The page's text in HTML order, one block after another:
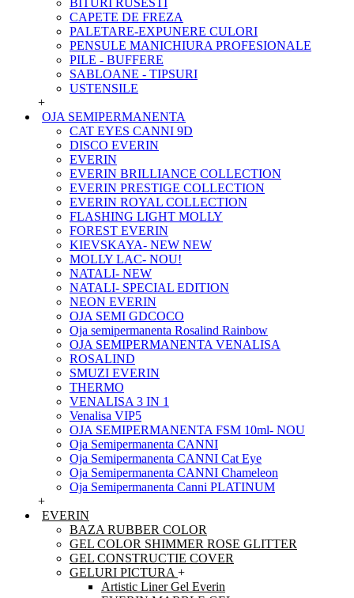
BITURI RUSESTI
CAPETE DE FREZA
PALETARE-EXPUNERE CULORI
PENSULE MANICHIURA PROFESIONALE
PILE - BUFFERE
SABLOANE - TIPSURI
USTENSILE
+
OJA SEMIPERMANENTA
CAT EYES CANNI 9D
DISCO EVERIN
EVERIN
EVERIN BRILLIANCE COLLECTION
EVERIN PRESTIGE COLLECTION
EVERIN ROYAL COLLECTION
FLASHING LIGHT MOLLY
FOREST EVERIN
KIEVSKAYA- NEW NEW
MOLLY LAC- NOU!
NATALI- NEW
NATALI- SPECIAL EDITION
NEON EVERIN
OJA SEMI GDCOCO
Oja semipermanenta Rosalind Rainbow
OJA SEMIPERMANENTA VENALISA
ROSALIND
SMUZI EVERIN
THERMO
VENALISA 3 IN 1
Venalisa VIP5
OJA SEMIPERMANENTA FSM 10ml- NOU
Oja Semipermanenta CANNI
Oja Semipermanenta CANNI Cat Eye
Oja Semipermanenta CANNI Chameleon
Oja Semipermanenta Canni PLATINUM
+
EVERIN
BAZA RUBBER COLOR
GEL COLOR SHIMMER ROSE GLITTER
GEL CONSTRUCTIE COVER
GELURI PICTURA +
Artistic Liner Gel Everin